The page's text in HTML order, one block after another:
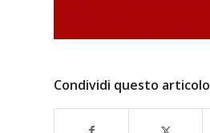
Condividi questo articolo